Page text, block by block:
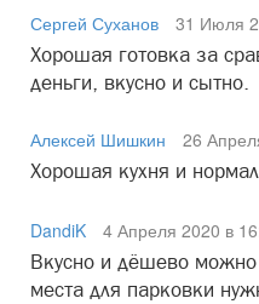
Сергей Суханов
31 Июля
Хорошая готовка за
деньги, вкусно и сытно.
Алексей Шишкин
26
Хорошая кухня и
DandiK
4 Апреля 2020 в
Вкусно и дёшево
места для парковки